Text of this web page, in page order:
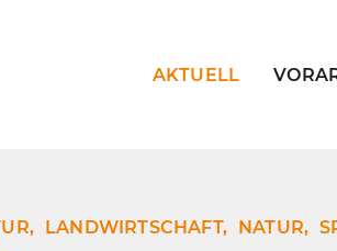
AKTUELL
LANDWIRTSCHAFT, NATUR,